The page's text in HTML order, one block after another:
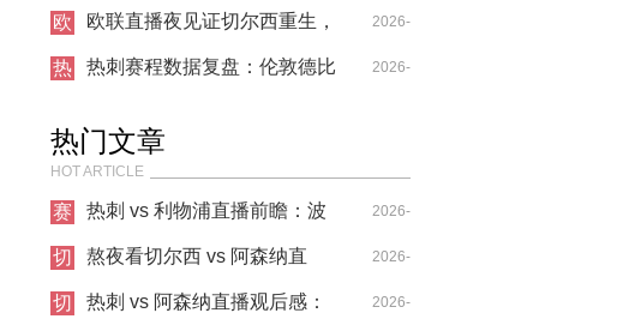
阵
西
阵
尔西vs热刺比赛预测 05-24
欧
直
欧联直播夜见证切尔西重生，
欧冠直播日托起热刺新王
2026-
04-30
热
阵
热刺赛程数据复盘：伦敦德比 2026-
热门文章
HOT ARTICLE
赛
前
热刺 vs 利物浦直播前瞻：波
叔的“七伤拳”，能破克洛普
的“重金属”吗？
2026-
04-14
切
西
熬夜看切尔西 vs 阿森纳直
播，这比赛要素也太多了！
2026-
04-20
切
热刺 vs 阿森纳直播观后感： 2026-